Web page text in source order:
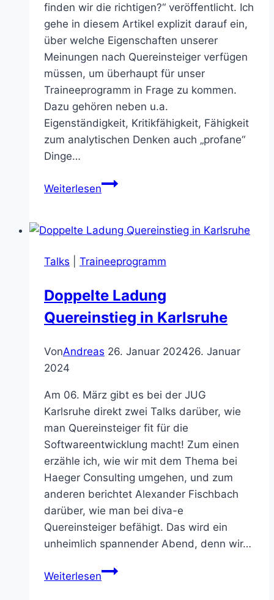
finden wir die richtigen?“ veröffentlicht. Ich
gehe in diesem Artikel explizit darauf ein,
über welche Eigenschaften unserer
Meinungen nach Quereinsteiger verfügen
müssen, um überhaupt für unser
Traineeprogramm in Frage zu kommen.
Dazu gehören neben u.a.
Eigenständigkeit, Kritikfähigkeit, Fähigkeit
zum analytischen Denken auch „profane“
Dinge…
WeiterlesenIT-
wie
wir
richtigen?
Talks Traineeprogramm
Doppelte Ladung
Quereinstieg in Karlsruhe
VonAndreas 26. Januar 202426. Januar
2024
Am 06. März gibt es bei der JUG
Karlsruhe direkt zwei Talks darüber, wie
man Quereinsteiger fit für die
Softwareentwicklung macht! Zum einen
erzähle ich, wie wir mit dem Thema bei
Haeger Consulting umgehen, und zum
anderen berichtet Alexander Fischbach
darüber, wie man bei diva-e
Quereinsteiger befähigt. Das wird ein
unheimlich spannender Abend, denn wir…
WeiterlesenDoppelte